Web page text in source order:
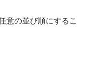
意の並び順にするこ